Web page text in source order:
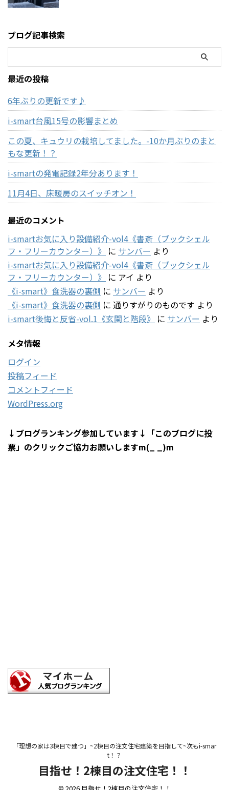
ブログ記事検索
最近の投稿
6年ぶりの更新です♪
i-smart台風15号の影響まとめ
この夏、キュウリの栽培してました。-10か月ぶりのまと
もな更新！？
i-smartの発電記録2年分あります！
11月4日、床暖房のスイッチオン！
最近のコメント
i-smartお気に入り設備紹介-vol4《書斎（ブックシェル
フ・フリーカウンター）》 に サンバー より
i-smartお気に入り設備紹介-vol4《書斎（ブックシェル
フ・フリーカウンター）》 に アイ より
《i-smart》食洗器の裏側 に サンバー より
《i-smart》食洗器の裏側 に 通りすがりのものです より
i-smart後悔と反省-vol.1《玄関と階段》 に サンバー より
メタ情報
ログイン
投稿フィード
コメントフィード
WordPress.org
↓ブログランキング参加しています↓「このブログに投
票」のクリックご協力お願いしますm(_ _)m
「理想の家は3棟目で建つ」~2棟目の注文住宅建築を目指して~次もi-smar
t！？
目指せ！2棟目の注文住宅！！